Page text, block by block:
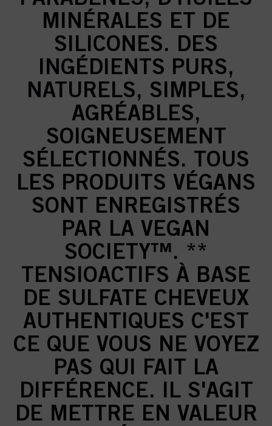
MINÉRALES ET DE
SILICONES. DES
INGÉDIENTS PURS,
NATURELS, SIMPLES,
AGRÉABLES,
SOIGNEUSEMENT
SÉLECTIONNÉS. TOUS
LES PRODUITS VÉGANS
SONT ENREGISTRÉS
PAR LA VEGAN
SOCIETY™. **
TENSIOACTIFS À BASE
DE SULFATE CHEVEUX
AUTHENTIQUES C'EST
CE QUE VOUS NE VOYEZ
PAS QUI FAIT LA
DIFFÉRENCE. IL S'AGIT
DE METTRE EN VALEUR